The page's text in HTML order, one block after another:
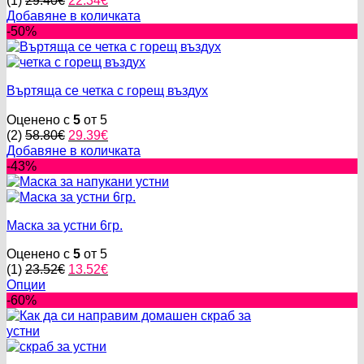
price
29.40€.
цена
22.34€.
Добавяне в количката
-50%
Въртяща се четка с горещ въздух
Оценено с 5 от 5
(2) 58.80€ Original
price
58.80€.
29.39€Текущата
цена
29.39€.
Добавяне в количката
-43%
Маска за устни 6гр.
Оценено с 5 от 5
(1) 23.52€ Original
23.52€.
13.52€Текущата
13.52€.
Опции
This
product
has
multiple
-60%